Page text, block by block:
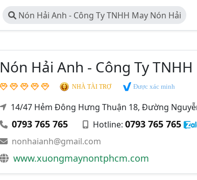
Nón Hải Anh - Công Ty TNHH May Nón Hải
Anh
Nón Hải Anh - Công Ty
NHÀ TÀI TRỢ Được xác minh
14/47 Hẻm Đông Hưng Thuận 18, Đường
0793 765 765 Hotline: 0793 765 765
nonhaianh@gmail.com
www.xuongmaynontphcm.com